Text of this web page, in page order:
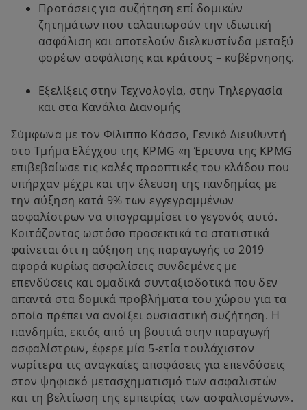
Προτάσεις για συζήτηση επί δομικών
ζητημάτων που ταλαιπωρούν την ιδιωτική
ασφάλιση και αποτελούν διελκυστίνδα μεταξύ
φορέων ασφάλισης και κράτους – κυβέρνησης.
Εξελίξεις στην Τεχνολογία, στην Τηλεργασία
και στα Κανάλια Διανομής
Σύμφωνα με τον Φίλιππο Κάσσο, Γενικό Διευθυντή
στο Τμήμα Ελέγχου της KPMG «η Έρευνα της KPMG
επιβεβαίωσε τις καλές προοπτικές του κλάδου που
υπήρχαν μέχρι και την έλευση της πανδημίας με
την αύξηση κατά 9% των εγγεγραμμένων
ασφαλίστρων να υπογραμμίσει το γεγονός αυτό.
Κοιτάζοντας ωστόσο προσεκτικά τα στατιστικά
φαίνεται ότι η αύξηση της παραγωγής το 2019
αφορά κυρίως ασφαλίσεις συνδεμένες με
επενδύσεις και ομαδικά συνταξιοδοτικά που δεν
απαντά στα δομικά προβλήματα του χώρου για τα
οποία πρέπει να ανοίξει ουσιαστική συζήτηση. Η
πανδημία, εκτός από τη βουτιά στην παραγωγή
ασφαλίστρων, έφερε μία 5-ετία τουλάχιστον
νωρίτερα τις αναγκαίες αποφάσεις για επενδύσεις
στον ψηφιακό μετασχηματισμό των ασφαλιστών
και τη βελτίωση της εμπειρίας των ασφαλισμένων».